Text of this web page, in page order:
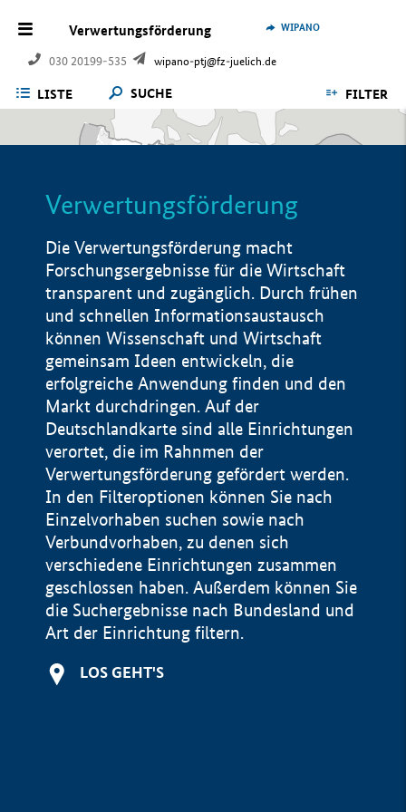
Verwertungsförderung
030 20199-535 wipano-ptj@fz-juelich.de
WIPANO
LISTE SUCHE FILTER
Verwertungsförderung
Die Verwertungsförderung macht
Forschungsergebnisse für die Wirtschaft
transparent und zugänglich. Durch frühen
und schnellen Informationsaustausch
können Wissenschaft und Wirtschaft
gemeinsam Ideen entwickeln, die
erfolgreiche Anwendung finden und den
Markt durchdringen. Auf der
Deutschlandkarte sind alle Einrichtungen
verortet, die im Rahnmen der
Verwertungsförderung gefördert werden.
In den Filteroptionen können Sie nach
Einzelvorhaben suchen sowie nach
Verbundvorhaben, zu denen sich
verschiedene Einrichtungen zusammen
geschlossen haben. Außerdem können Sie
die Suchergebnisse nach Bundesland und
Art der Einrichtung filtern.
LOS GEHT'S